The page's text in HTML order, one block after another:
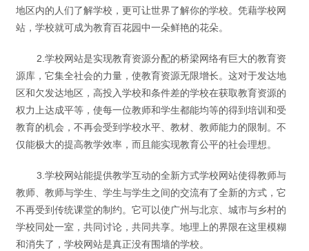
地区内的人们了解学校，更可让世界了解你的学校。凭藉学校网
站，学校就可成为教育百花园中一朵鲜艳的花朵。
2.学校网站是实现教育资源分配的桥梁网络有巨大的教育资
源库，它集全社会的力量，使教育资源无限增长。这对于发达地
区和欠发达地区，高投入学校和条件差的学校在获取教育资源的
权力上达成平等，使每一位教师和学生都能均等的得到培训和受
教育的机会，不再会受到学校水平、教材、教师能力的限制。不
仅能极大的提高教学效率，而且能实现教育公平的社会理想。
3.学校网站能提供教学互动的全新方式学校网站使得教师与
教师、教师与学生、学生与学生之间的交流有了全新的方式，它
不再受到传统课堂的制约。它可以使广州与北京、城市与乡村的
学校同处一室，共同讨论，共同共享。地理上的界限在这里模糊
和消失了，学校网站是真正没有围墙的学校。